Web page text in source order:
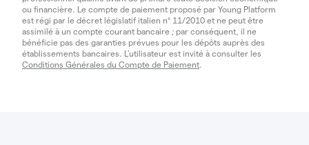
ou financière. Le compte de paiement proposé par Young Platform
est régi par le décret législatif italien n° 11/2010 et ne peut être
assimilé à un compte courant bancaire ; par conséquent, il ne
bénéficie pas des garanties prévues pour les dépôts auprès des
établissements bancaires. L'utilisateur est invité à consulter les
Conditions Générales du Compte de Paiement.